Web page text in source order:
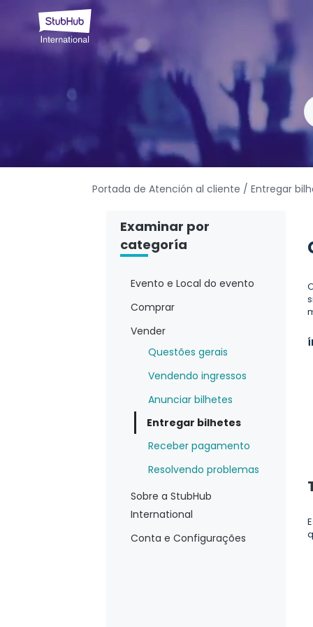
Portada de Atención al cliente / Entregar
Examinar por
categoría
Evento e Local do evento
Comprar
Vender
Questões gerais
Vendendo ingressos
Anunciar bilhetes
Entregar bilhetes
Receber pagamento
Resolvendo problemas
Sobre a StubHub
International
Conta e Configurações